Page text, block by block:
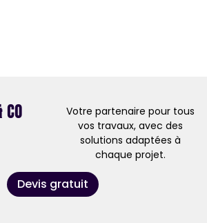
Co
Votre partenaire pour tous
vos travaux, avec des
solutions adaptées à
chaque projet.
Devis gratuit